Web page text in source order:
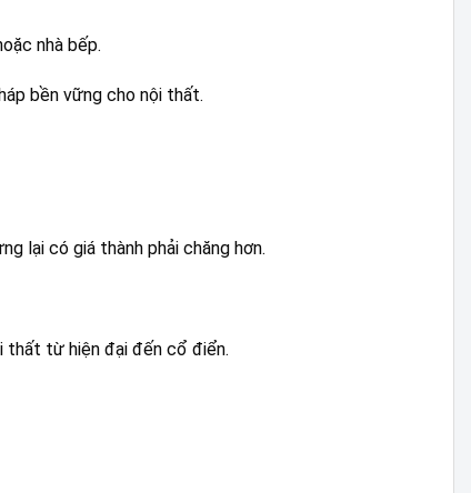
nhà bếp.
bền vững cho nội thất.
lại có giá thành phải chăng hơn.
thất từ hiện đại đến cổ điển.